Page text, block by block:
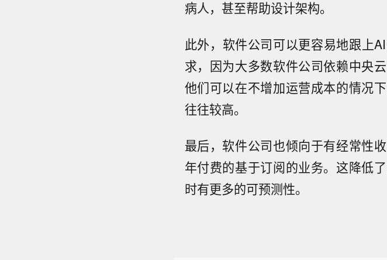
病人，甚至帮助设计架构。
此外，软件公司可以更容易地跟上
求，因为大多数软件公司依赖中央
他们可以在不增加运营成本的情况
往往较高。
最后，软件公司也倾向于有经常性
年付费的基于订阅的业务。这降低
时有更多的可预测性。